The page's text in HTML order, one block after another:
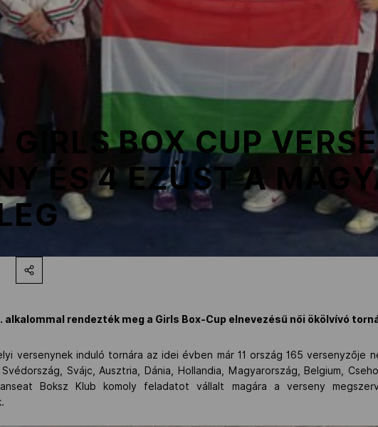
GIRLS BOX CUP
ÉS 4 EZÜST A
alkalommal rendezték meg a Girls Box-Cup elnevezésű női ökölvívó
versenynek induló tornára az idei évben már 11 ország 165 versenyzője
Svédország, Svájc, Ausztria, Dánia, Hollandia, Magyarország, Belgium,
Boksz Klub komoly feladatot vállalt magára a verseny